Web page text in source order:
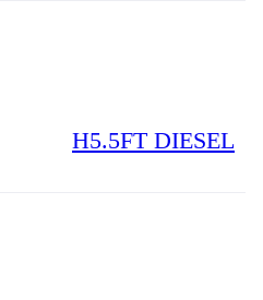
H5.5FT DIESEL